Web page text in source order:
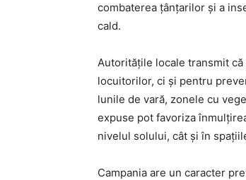
combaterea țânțarilor și a
cald.
Autoritățile locale transmit
locuitorilor, ci și pentru
lunile de vară, zonele cu
expuse pot favoriza
nivelul solului, cât și în
Campania are un caracter